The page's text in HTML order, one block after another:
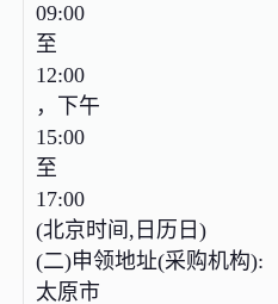
09:00
至
12:00
，下午
15:00
至
17:00
(北京时间,日历日)
(二)申领地址(采购机构):
太原市